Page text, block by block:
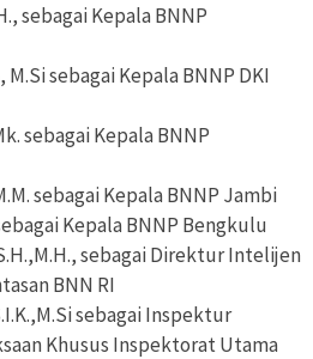
sebagai Kepala BNNP
M.Si sebagai Kepala BNNP DKI
sebagai Kepala BNNP
sebagai Kepala BNNP Jambi
Kepala BNNP Bengkulu
sebagai Direktur Intelijen
BNN RI
sebagai Inspektur
Khusus Inspektorat Utama